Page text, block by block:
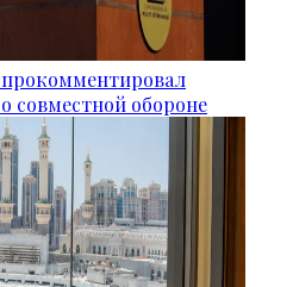
совместной обороне